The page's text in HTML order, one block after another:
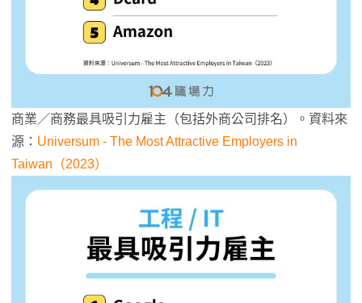
商業／商務最具吸引力雇主（包括外商公司排名）。資料來
源： Universum - The Most Attractive Employers in
Taiwan（2023）